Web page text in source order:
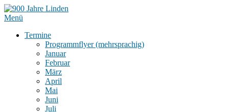
Menü
Termine
Programmflyer (mehrsprachig)
Januar
Februar
März
April
Mai
Juni
Juli